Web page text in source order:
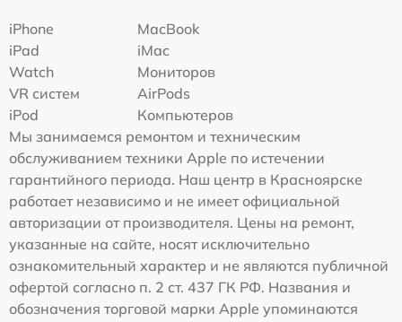
iPhone
MacBook
iPad
iMac
Watch
Мониторов
VR систем
AirPods
iPod
Компьютеров
Мы занимаемся ремонтом и техническим
обслуживанием техники Apple по истечении
гарантийного периода. Наш центр в Красноярске
работает независимо и не имеет официальной
авторизации от производителя. Цены на ремонт,
указанные на сайте, носят исключительно
ознакомительный характер и не являются публичной
офертой согласно п. 2 ст. 437 ГК РФ. Названия и
обозначения торговой марки Apple упоминаются